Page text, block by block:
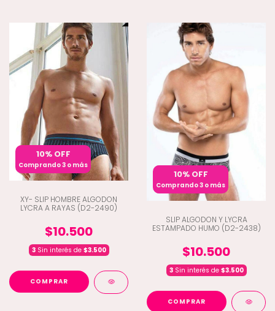
10% OFF
Comprando 3 o más
XY- SLIP HOMBRE ALGODON
LYCRA A RAYAS (D2-2490)
$10.500
3Sin interés de $3.500
COMPRAR
10% OFF
Comprando 3 o más
SLIP ALGODON Y LYCRA
ESTAMPADO HUMO (D2-2438)
$10.500
3Sin interés de $3.500
COMPRAR